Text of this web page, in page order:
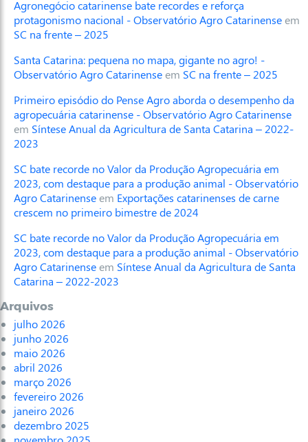
Agronegócio catarinense bate recordes e reforça
protagonismo nacional - Observatório Agro Catarinenseem
SC na frente – 2025
Santa Catarina: pequena no mapa, gigante no agro! -
Observatório Agro Catarinenseem SC na frente – 2025
Primeiro episódio do Pense Agro aborda o desempenho da
agropecuária catarinense - Observatório Agro Catarinense
em Síntese Anual da Agricultura de Santa Catarina – 2022-
2023
SC bate recorde no Valor da Produção Agropecuária em
2023, com destaque para a produção animal - Observatório
Agro Catarinenseem Exportações catarinenses de carne
crescem no primeiro bimestre de 2024
SC bate recorde no Valor da Produção Agropecuária em
2023, com destaque para a produção animal - Observatório
Agro Catarinenseem Síntese Anual da Agricultura de Santa
Catarina – 2022-2023
Arquivos
julho 2026
junho 2026
maio 2026
abril 2026
março 2026
fevereiro 2026
janeiro 2026
dezembro 2025